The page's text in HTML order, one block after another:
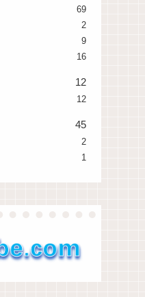
69
2
9
16
12
12
45
2
1